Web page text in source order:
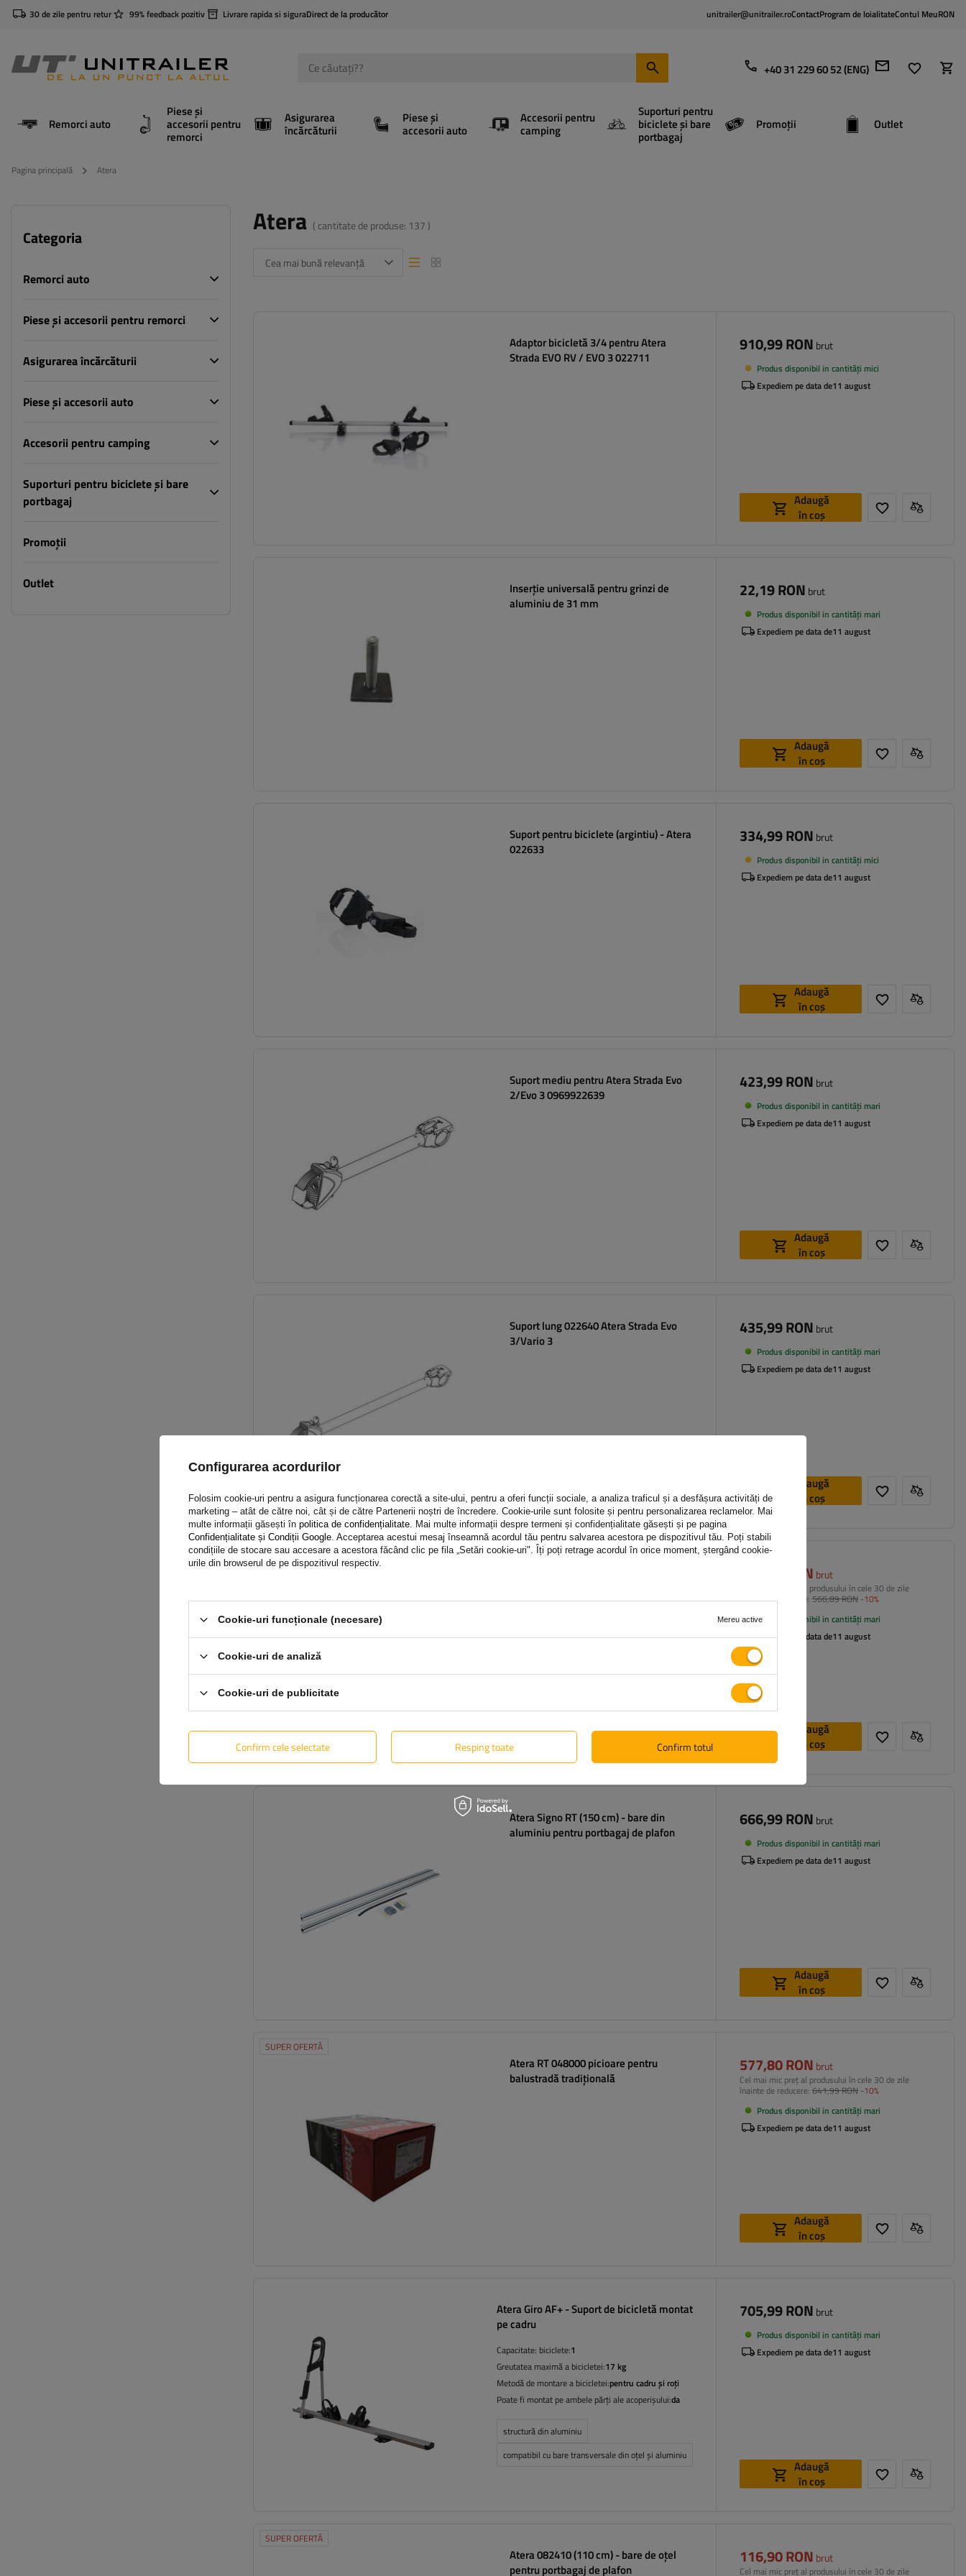
30 de zile pentru retur 99% feedback pozitiv Livrare rapida si siguraDirect de la producător unitrailer@unitrailer.roContactProgram de loialitateContul MeuRON
+40 31 229 60 52 (ENG)
Remorci auto
Piese și
accesorii pentru
remorci
Asigurarea
încărcăturii
Piese și
accesorii auto
Accesorii pentru
camping
Suporturi pentru
biciclete și bare
portbagaj
Promoții Outlet
Pagina principală Atera
Categoria
Remorci auto
Piese și accesorii pentru remorci
Asigurarea încărcăturii
Piese și accesorii auto
Accesorii pentru camping
Suporturi pentru biciclete și bare
portbagaj
Promoții
Outlet
Atera ( cantitate de produse: 137 )
Cea mai bună relevanță Vizualizare listă
Vizualizare listă
Adaptor bicicletă 3/4 pentru Atera
Strada EVO RV / EVO 3 022711
910,99 RON brut
Produs disponibil in cantități mici
Expediem pe data de11 august
Adaugă
în coș
Inserție universală pentru grinzi de
aluminiu de 31 mm
22,19 RON brut
Produs disponibil in cantități mari
Expediem pe data de11 august
Adaugă
în coș
Suport pentru biciclete (argintiu) - Atera
022633
334,99 RON brut
Produs disponibil in cantități mici
Expediem pe data de11 august
Adaugă
în coș
Suport mediu pentru Atera Strada Evo
2/Evo 3 0969922639
423,99 RON brut
Produs disponibil in cantități mari
Expediem pe data de11 august
Adaugă
în coș
Suport lung 022640 Atera Strada Evo
3/Vario 3
435,99 RON brut
Produs disponibil in cantități mari
Expediem pe data de11 august
Adaugă
în coș
SUPER OFERTĂ
510,20 RON brut
Cel mai mic preț al produsului în cele 30 de zile
înainte de reducere: 566,89 RON -10%
Produs disponibil in cantități mari
Expediem pe data de11 august
Adaugă
în coș
Atera Signo RT (150 cm) - bare din
aluminiu pentru portbagaj de plafon
666,99 RON brut
Produs disponibil in cantități mari
Expediem pe data de11 august
Adaugă
în coș
SUPER OFERTĂ
Atera RT 048000 picioare pentru
balustradă tradițională
577,80 RON brut
Cel mai mic preț al produsului în cele 30 de zile
înainte de reducere: 641,99 RON -10%
Produs disponibil in cantități mari
Expediem pe data de11 august
Adaugă
în coș
Atera Giro AF+ - Suport de bicicletă montat
pe cadru
Capacitate: biciclete:1
Greutatea maximă a bicicletei:17 kg
Metodă de montare a bicicletei:pentru cadru și roți
Poate fi montat pe ambele părți ale acoperișului:da
structură din aluminiu
compatibil cu bare transversale din oțel și aluminiu
705,99 RON brut
Produs disponibil in cantități mari
Expediem pe data de11 august
Adaugă
în coș
SUPER OFERTĂ
Atera 082410 (110 cm) - bare de oțel
pentru portbagaj de plafon
116,90 RON brut
Cel mai mic preț al produsului în cele 30 de zile
Configurarea acordurilor
Folosim cookie-uri pentru a asigura funcționarea corectă a site-ului, pentru a oferi funcții sociale, a analiza traficul și a desfășura activități de
marketing – atât de către noi, cât și de către Partenerii noștri de încredere. Cookie-urile sunt folosite și pentru personalizarea reclamelor. Mai
multe informații găsești în politica de confidențialitate. Mai multe informații despre termeni și confidențialitate găsești și pe pagina
Confidențialitate și Condiții Google. Acceptarea acestui mesaj înseamnă acordul tău pentru salvarea acestora pe dispozitivul tău. Poți stabili
condițiile de stocare sau accesare a acestora făcând clic pe fila „Setări cookie-uri". Îți poți retrage acordul în orice moment, ștergând cookie-
urile din browserul de pe dispozitivul respectiv.
Cookie-uri funcționale (necesare) Mereu active
Cookie-uri de analiză
Cookie-uri de publicitate
Confirm cele selectate Resping toate Confirm totul